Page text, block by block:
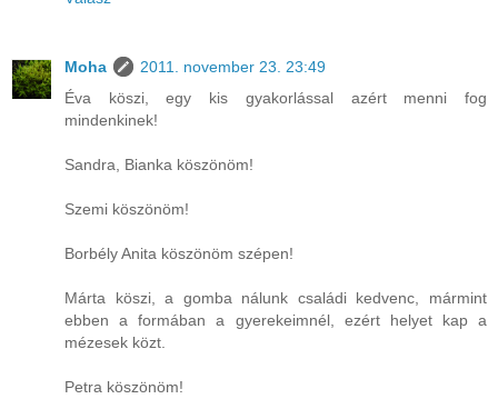
Moha
2011. november 23. 23:49
Éva köszi, egy kis gyakorlással azért menni fog
mindenkinek!
Sandra, Bianka köszönöm!
Szemi köszönöm!
Borbély Anita köszönöm szépen!
Márta köszi, a gomba nálunk családi kedvenc, mármint
ebben a formában a gyerekeimnél, ezért helyet kap a
mézesek közt.
Petra köszönöm!